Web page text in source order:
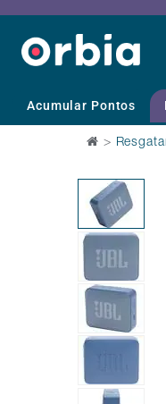
Acumular Pontos
>